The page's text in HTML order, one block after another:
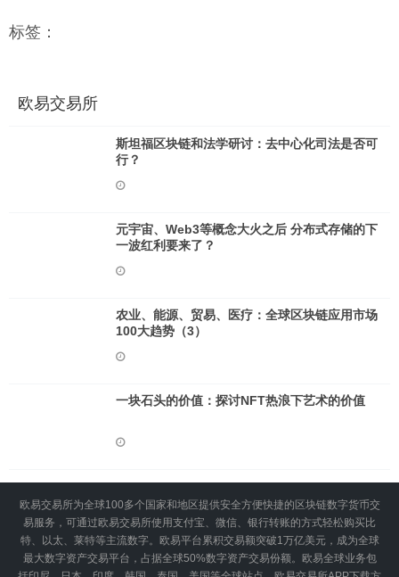
标签：
欧易交易所
斯坦福区块链和法学研讨：去中心化司法是否可
行？
元宇宙、Web3等概念大火之后 分布式存储的下
一波红利要来了？
农业、能源、贸易、医疗：全球区块链应用市场
100大趋势（3）
一块石头的价值：探讨NFT热浪下艺术的价值
欧易交易所为全球100多个国家和地区提供安全方便快捷的区块链数字货币交
易服务，可通过欧易交易所使用支付宝、微信、银行转账的方式轻松购买比
特、以太、莱特等主流数字。欧易平台累积交易额突破1万亿美元，成为全球
最大数字资产交易平台，占据全球50%数字资产交易份额。欧易全球业务包